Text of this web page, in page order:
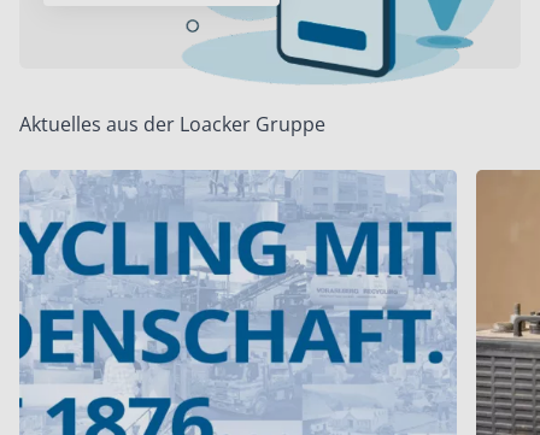
Aktuelles aus der Loacker Gruppe